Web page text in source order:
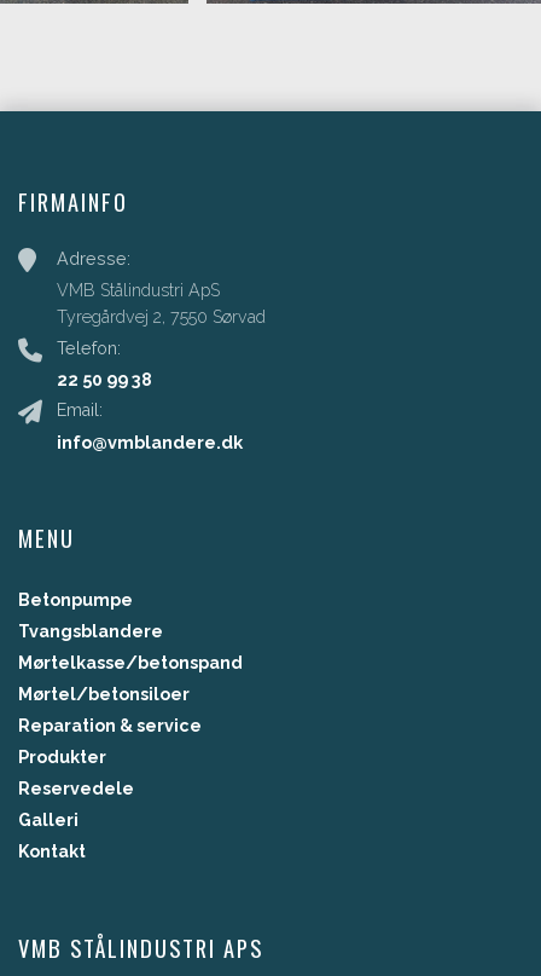
FIRMAINFO
Adresse:
VMB Stålindustri ApS
Tyregårdvej 2, 7550 Sørvad
Telefon:
22 50 99 38
Email:
info@vmblandere.dk
MENU
Betonpumpe
Tvangsblandere
Mørtelkasse/betonspand
Mørtel/betonsiloer
Reparation & service​
Produkter
Reservedele
Galleri
Kontakt
VMB STÅLINDUSTRI APS​